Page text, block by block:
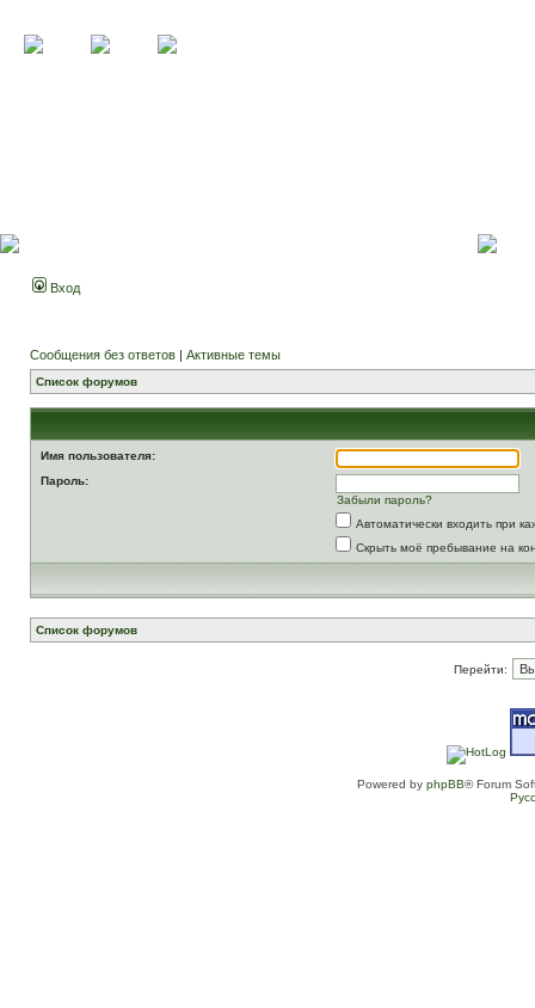
Вход
Сообщения без ответов | Активные темы
Список форумов
Имя пользователя:
Пароль:
Забыли пароль?
Автоматически входить при
Скрыть моё пребывание на
Список форумов
Перейти:
Powered by phpBB® Forum